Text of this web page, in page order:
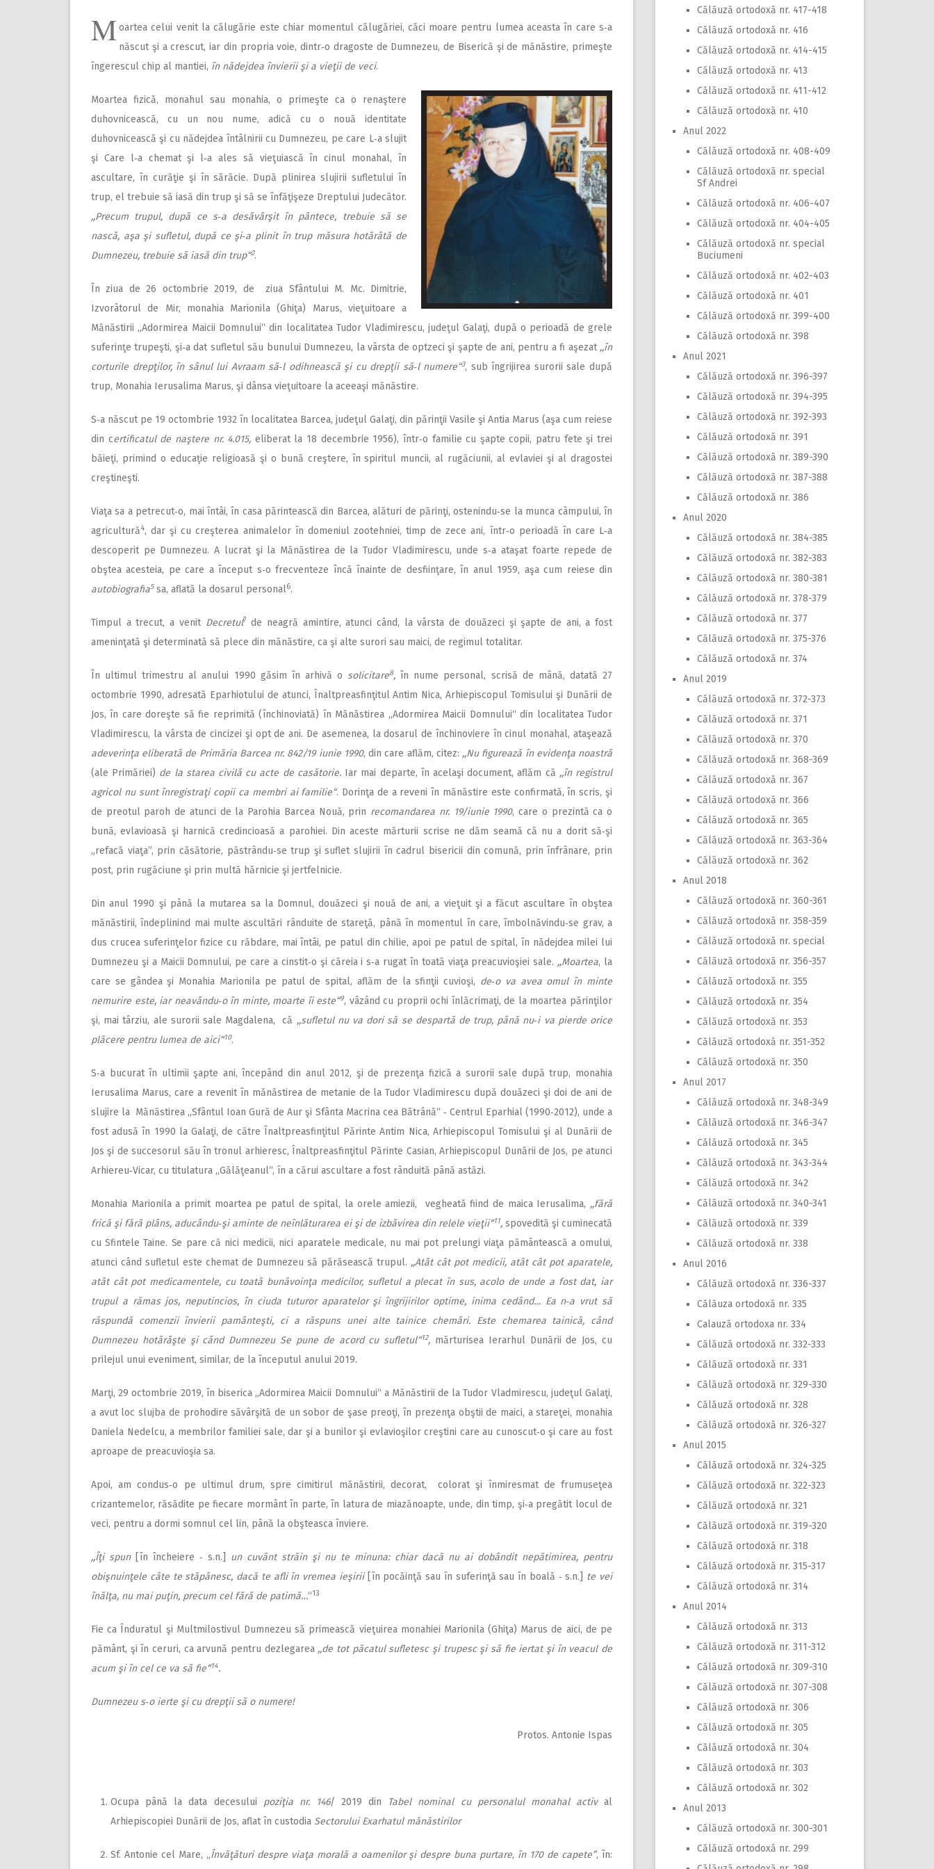
Moartea celui venit la călugărie este chiar momentul călu­găriei, căci moare pentru lumea aceasta în care s‑a
născut şi a crescut, iar din propria voie, dintr‑o dragoste de Dumnezeu, de Biserică şi de mănăstire, primeşte
îngerescul chip al mantiei, în nădejdea învierii şi a vieţii de veci.
Moartea fizică, monahul sau monahia, o primeşte ca o renaştere
duhovnicească, cu un nou nume, adică cu o nouă identitate
duhovnicească şi cu nădejdea întâlnirii cu Dumnezeu, pe care L‑a slujit
şi Care l‑a chemat şi l‑a ales să vieţuiască în cinul monahal, în
ascultare, în curăţie şi în sărăcie. După plinirea slujirii sufletului în
trup, el trebuie să iasă din trup şi să se înfăţişeze Dreptului Judecător.
,,Precum trupul, după ce s‑a desăvârşit în pântece, trebuie să se
nască, aşa şi sufletul, după ce şi‑a plinit în trup măsura hotărâtă de
Dumnezeu, trebuie să iasă din trup“2.
În ziua de 26 octombrie 2019, de ziua Sfântului M. Mc. Dimitrie,
Izvorâtorul de Mir, monahia Marionila (Ghiţa) Marus, vieţuitoare a
Mănăstirii ,,Adormirea Maicii Domnului“ din localitatea Tudor Vladimirescu, judeţul Galaţi, după o perioadă de grele
suferinţe trupeşti, şi‑a dat sufletul său bunului Dumnezeu, la vârsta de optzeci şi şapte de ani, pentru a fi aşezat,,în
corturile drepţilor, în sânul lui Avraam să‑l odihnească şi cu drepţii să‑l numere“3, sub îngrijirea surorii sale după
trup, Monahia Ierusalima Marus, şi dânsa vieţuitoare la aceeaşi mănăstire.
S‑a născut pe 19 octombrie 1932 în localitatea Barcea, judeţul Galaţi, din părinţii Vasile şi Antia Marus (aşa cum reiese
din certificatul de naştere nr. 4.015, eliberat la 18 decembrie 1956), într‑o familie cu şapte copii, patru fete şi trei
băieţi, primind o educaţie religioasă şi o bună creştere, în spiritul muncii, al rugăciunii, al evlaviei şi al dragostei
creştineşti.
Viaţa sa a petrecut‑o, mai întâi, în casa părintească din Barcea, alături de părinţi, ostenindu‑se la munca câmpului, în
agricultură4, dar şi cu creşterea animalelor în domeniul zootehniei, timp de zece ani, într‑o perioadă în care L‑a
descoperit pe Dumnezeu. A lucrat şi la Mănăstirea de la Tudor Vladimirescu, unde s‑a ataşat foarte repede de
obştea acesteia, pe care a început s‑o frecventeze încă înainte de desfiinţare, în anul 1959, aşa cum reiese din
autobiografia5sa, aflată la dosarul personal6.
Timpul a trecut, a venit Decretul7 de neagră amintire, atunci când, la vârsta de douăzeci şi şapte de ani, a fost
ameninţată şi determinată să plece din mănăstire, ca şi alte surori sau maici, de regimul totalitar.
În ultimul trimestru al anului 1990 găsim în arhivă o solicitare8, în nume personal, scrisă de mână, datată 27
octombrie 1990, adresată Eparhiotului de atunci, Înaltpreasfinţitul Antim Nica, Arhiepiscopul Tomisului şi Dunării de
Jos, în care doreşte să fie reprimită (închinoviată) în Mănăstirea ,,Adormirea Maicii Domnului“ din localitatea Tudor
Vladimirescu, la vârsta de cincizei şi opt de ani. De asemenea, la dosarul de închinoviere în cinul monahal, ataşează
adeverinţa eliberată de Primăria Barcea nr. 842/19 iunie 1990, din care aflăm, citez: ,,Nu figurează în evidenţa noastră
(ale Primăriei) de la starea civilă cu acte de casătorie.Iar mai departe, în acelaşi document, aflăm că ,,în registrul
agricol nu sunt înregistraţi copii ca membri ai familie“. Dorinţa de a reveni în mănăstire este confirmată, în scris, şi
de preotul paroh de atunci de la Parohia Barcea Nouă, prin recomandarea nr. 19/iunie 1990, care o prezintă ca o
bună, evlavioasă şi harnică credincioasă a parohiei. Din aceste mărturii scrise ne dăm seamă că nu a dorit să‑şi
„refacă viaţa”, prin căsătorie, păstrându‑se trup şi suflet slujirii în cadrul bisericii din comună, prin înfrânare, prin
post, prin rugăciune şi prin multă hărnicie şi jertfelnicie.
Din anul 1990 şi până la mutarea sa la Domnul, douăzeci şi nouă de ani, a vieţuit şi a făcut ascultare în obştea
mănăstirii, îndeplinind mai multe ascultări rânduite de stareţă, până în momentul în care, îmbolnăvindu‑se grav, a
dus crucea suferinţelor fizice cu răbdare, mai întâi, pe patul din chilie, apoi pe patul de spital, în nădejdea milei lui
Dumnezeu şi a Maicii Domnului, pe care a cinstit‑o şi căreia i s‑a rugat în toată viaţa preacuvioşiei sale. ,,Moartea, la
care se gândea şi Monahia Marionila pe patul de spital, aflăm de la sfinţii cuvioşi, de‑o va avea omul în minte
nemurire este, iar neavându‑o în minte, moarte îi este“9, vâzând cu proprii ochi înlăcrimaţi, de la moartea părinţilor
şi, mai târziu, ale surorii sale Magdalena, că ,,sufletul nu va dori să se despartă de trup, până nu‑i va pierde orice
plăcere pentru lumea de aici“10.
S‑a bucurat în ultimii şapte ani, începând din anul 2012, şi de prezenţa fizică a surorii sale după trup, monahia
Ierusalima Marus, care a revenit în mănăstirea de metanie de la Tudor Vladimirescu după douăzeci şi doi de ani de
slujire la Mănăstirea ,,Sfântul Ioan Gură de Aur şi Sfânta Macrina cea Bătrână“ ‑ Centrul Eparhial (1990‑2012), unde a
fost adusă în 1990 la Galaţi, de către Înaltpreasfinţitul Părinte Antim Nica, Arhiepiscopul Tomisului şi al Dunării de
Jos şi de succesorul său în tronul arhieresc, Înaltpreasfinţitul Părinte Casian, Arhiepiscopul Dunării de Jos, pe atunci
Arhiereu‑Vicar, cu titulatura ,,Gălăţeanul“, în a cărui ascultare a fost rânduită până astăzi.
Monahia Marionila a primit moartea pe patul de spital, la orele amiezii, vegheată fiind de maica Ierusalima, ,,fără
frică şi fără plâns, aducându‑şi aminte de neînlăturarea ei şi de izbăvirea din relele vieţii“11, spovedită şi cuminecată
cu Sfintele Taine. Se pare că nici medicii, nici aparatele medicale, nu mai pot prelungi viaţa pământească a omului,
atunci când sufletul este chemat de Dumnezeu să părăsească trupul. ,,Atât cât pot medicii, atât cât pot aparatele,
atât cât pot medicamentele, cu toată bunăvoinţa medicilor, sufletul a plecat în sus, acolo de unde a fost dat, iar
trupul a rămas jos, neputincios, în ciuda tuturor aparatelor şi îngrijirilor optime, inima cedând… Ea n‑a vrut să
răspundă comenzii învierii pamânteşti, ci a răspuns unei alte tainice chemări. Este chemarea tainică, când
Dumnezeu hotărăşte şi când Dumnezeu Se pune de acord cu sufletul“12, mărturisea Ierarhul Dunării de Jos, cu
prilejul unui eveniment, similar, de la începutul anului 2019.
Marţi, 29 octombrie 2019, în biserica ,,Adormirea Maicii Domnului“ a Mănăstirii de la Tudor Vladmirescu, judeţul Galaţi,
a avut loc slujba de prohodire săvârşită de un sobor de şase preoţi, în prezenţa obştii de maici, a stareţei, monahia
Daniela Nedelcu, a membrilor familiei sale, dar şi a bunilor şi evlavioşilor creştini care au cunoscut‑o şi care au fost
aproape de preacuvioşia sa.
Apoi, am condus‑o pe ultimul drum, spre cimitirul mănăstirii, decorat, colorat şi înmiresmat de frumuseţea
crizantemelor, răsădite pe fiecare mormânt în parte, în latura de miazănoapte, unde, din timp, şi‑a pregătit locul de
veci, pentru a dormi somnul cel lin, până la obşteasca înviere.
,,Îţi spun [în încheiere ‑ s.n.] un cuvânt străin şi nu te minuna: chiar dacă nu ai dobândit nepătimirea, pentru
obişnuinţele câte te stăpânesc, dacă te afli în vremea ieşirii [în pocăinţă sau în suferinţă sau în boală ‑ s.n.]
te vei
înălţa, nu mai puţin, precum cel fără de patimă…“13
Fie ca Înduratul şi Multmilostivul Dumnezeu să primească vieţuirea monahiei Marionila (Ghiţa) Marus de aici, de pe
pământ, şi în ceruri, ca arvună pentru dezlegarea ,,de tot păcatul sufletesc şi trupesc şi să fie iertat şi în veacul de
acum şi în cel ce va să fie“14.
Dumnezeu s‑o ierte şi cu drepţii să o numere!
Protos. Antonie Ispas
Ocupa până la data decesului poziţia nr. 146/ 2019 din Tabel nominal cu personalul monahal actival
Arhiepiscopiei Dunării de Jos, aflat în custodia Sectorului Exarhatul mănăstirilor
Sf. Antonie cel Mare, „Învăţături despre viaţa morală a oamenilor şi despre buna purtare, în 170 de capete”, în:
Călăuză ortodoxă nr. 417-418
Călăuză ortodoxă nr. 416
Călăuză ortodoxă nr. 414-415
Călăuză ortodoxă nr. 413
Călăuză ortodoxă nr. 411-412
Călăuză ortodoxă nr. 410
Anul 2022
Călăuză ortodoxă nr. 408-409
Călăuză ortodoxă nr. special
Sf Andrei
Călăuză ortodoxă nr. 406-407
Călăuză ortodoxă nr. 404-405
Călăuză ortodoxă nr. special
Buciumeni
Călăuză ortodoxă nr. 402-403
Călăuză ortodoxă nr. 401
Călăuză ortodoxă nr. 399-400
Călăuză ortodoxă nr. 398
Anul 2021
Călăuză ortodoxă nr. 396-397
Călăuză ortodoxă nr. 394-395
Călăuză ortodoxă nr. 392-393
Călăuză ortodoxă nr. 391
Călăuză ortodoxă nr. 389-390
Călăuză ortodoxă nr. 387-388
Călăuză ortodoxă nr. 386
Anul 2020
Călăuză ortodoxă nr. 384-385
Călăuză ortodoxă nr. 382-383
Călăuză ortodoxă nr. 380-381
Călăuză ortodoxă nr. 378-379
Călăuză ortodoxă nr. 377
Călăuză ortodoxă nr. 375-376
Călăuză ortodoxă nr. 374
Anul 2019
Călăuză ortodoxă nr. 372-373
Călăuză ortodoxă nr. 371
Călăuză ortodoxă nr. 370
Călăuză ortodoxă nr. 368-369
Călăuză ortodoxă nr. 367
Călăuză ortodoxă nr. 366
Călăuză ortodoxă nr. 365
Călăuză ortodoxă nr. 363-364
Călăuză ortodoxă nr. 362
Anul 2018
Călăuză ortodoxă nr. 360-361
Călăuză ortodoxă nr. 358-359
Călăuză ortodoxă nr. special
Călăuză ortodoxă nr. 356-357
Călăuză ortodoxă nr. 355
Călăuză ortodoxă nr. 354
Călăuză ortodoxă nr. 353
Călăuză ortodoxă nr. 351-352
Călăuză ortodoxă nr. 350
Anul 2017
Călăuză ortodoxă nr. 348-349
Călăuză ortodoxă nr. 346-347
Călăuză ortodoxă nr. 345
Călăuză ortodoxă nr. 343-344
Călăuză ortodoxă nr. 342
Călăuză ortodoxă nr. 340-341
Călăuză ortodoxă nr. 339
Călăuză ortodoxă nr. 338
Anul 2016
Călăuză ortodoxă nr. 336-337
Călăuza ortodoxă nr. 335
Calauză ortodoxa nr. 334
Călăuză ortodoxă nr. 332-333
Călăuză ortodoxă nr. 331
Călăuză ortodoxă nr. 329-330
Călăuză ortodoxă nr. 328
Călăuză ortodoxă nr. 326-327
Anul 2015
Călăuză ortodoxă nr. 324-325
Călăuză ortodoxă nr. 322-323
Călăuză ortodoxă nr. 321
Călăuză ortodoxă nr. 319-320
Călăuză ortodoxă nr. 318
Călăuză ortodoxă nr. 315-317
Călăuză ortodoxă nr. 314
Anul 2014
Călăuză ortodoxă nr. 313
Călăuză ortodoxă nr. 311-312
Călăuză ortodoxă nr. 309-310
Călăuză ortodoxă nr. 307-308
Călăuză ortodoxă nr. 306
Călăuză ortodoxă nr. 305
Călăuză ortodoxă nr. 304
Călăuză ortodoxă nr. 303
Călăuză ortodoxă nr. 302
Anul 2013
Călăuză ortodoxă nr. 300-301
Călăuză ortodoxă nr. 299